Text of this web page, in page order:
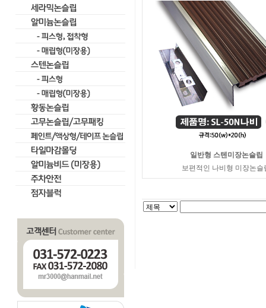
일반형 스텐미장논슬립
보편적인 나비형 미장논슬